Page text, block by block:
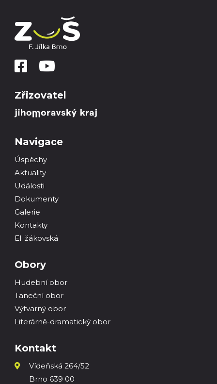
Zřizovatel
Navigace
Úspěchy
Aktuality
Události
Dokumenty
Galerie
Kontakty
El. žákovská
Obory
Hudební obor
Taneční obor
Výtvarný obor
Literárně-dramatický obor
Kontakt
Vídeňská 264/52
Brno 639 00